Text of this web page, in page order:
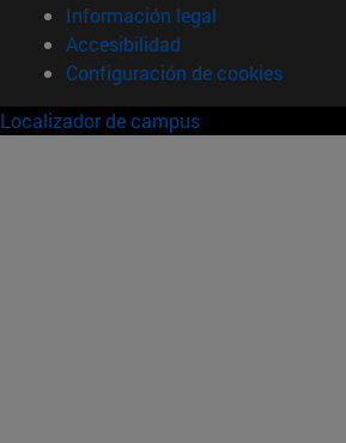
Información legal
Accesibilidad
Configuración de cookies
Localizador de campus